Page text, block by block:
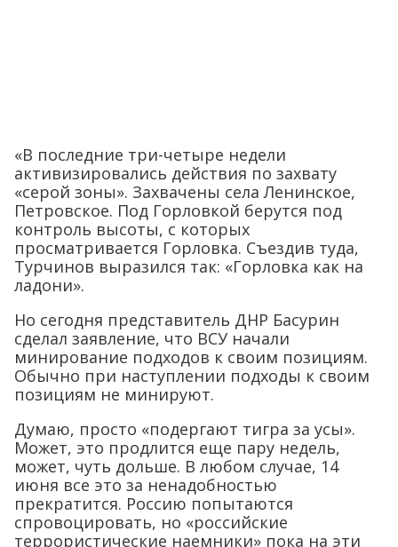
«В последние три-четыре недели
активизировались действия по захвату
«серой зоны». Захвачены села Ленинское,
Петровское. Под Горловкой берутся под
контроль высоты, с которых
просматривается Горловка. Съездив туда,
Турчинов выразился так: «Горловка как на
ладони».
Но сегодня представитель ДНР Басурин
сделал заявление, что ВСУ начали
минирование подходов к своим позициям.
Обычно при наступлении подходы к своим
позициям не минируют.
Думаю, просто «подергают тигра за усы».
Может, это продлится еще пару недель,
может, чуть дольше. В любом случае, 14
июня все это за ненадобностью
прекратится. Россию попытаются
спровоцировать, но «российские
террористические наемники» пока на эти